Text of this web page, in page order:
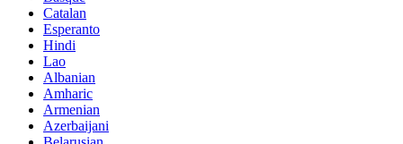
Catalan
Esperanto
Hindi
Lao
Albanian
Amharic
Armenian
Azerbaijani